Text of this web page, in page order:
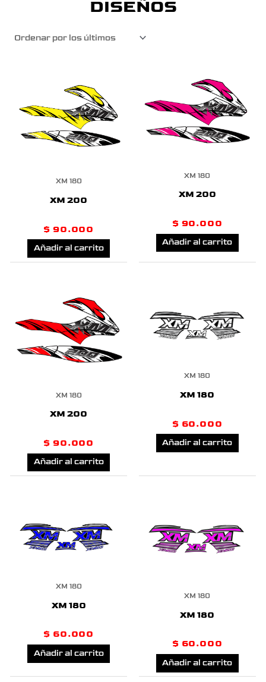
DISEÑOS
XM 180
XM 200
$ 90.000
Añadir al carrito
XM 180
XM 200
$ 90.000
Añadir al carrito
XM 180
XM 200
$ 90.000
Añadir al carrito
XM 180
XM 180
$ 60.000
Añadir al carrito
XM 180
XM 180
$ 60.000
Añadir al carrito
XM 180
XM 180
$ 60.000
Añadir al carrito